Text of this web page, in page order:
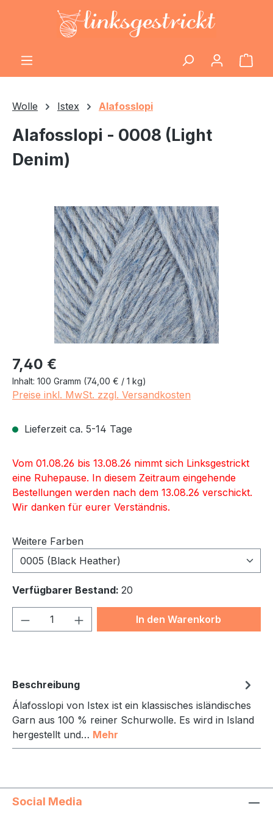
Zum Hauptinhalt springen
Wolle Istex Alafosslopi
Alafosslopi - 0008 (Light
Denim)
Bildergalerie überspringen
Regulärer Preis:
7,40 €
Inhalt: 100 Gramm (74,00 € / 1 kg)
Preise inkl. MwSt. zzgl. Versandkosten
Lieferzeit ca. 5-14 Tage
Vom 01.08.26 bis 13.08.26 nimmt sich Linksgestrickt
eine Ruhepause. In diesem Zeitraum eingehende
Bestellungen werden nach dem 13.08.26 verschickt.
Wir danken für eurer Verständnis.
Weitere Farben
0005 (Black Heather)
Verfügbarer Bestand: 20
Produkt Anzahl: Gib denIn den Warenkorb
Beschreibung
Álafosslopi von Istex ist ein klassisches isländisches
Garn aus 100 % reiner Schurwolle. Es wird in Island
hergestellt und… Mehr
Social Media